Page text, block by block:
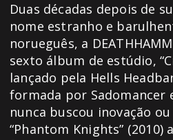
Duas décadas depois de
nome estranho e
norueguês, a
sexto álbum de estúdio,
lançado pela Hells
formada por Sadomancer
nunca buscou inovação
“Phantom Knights”